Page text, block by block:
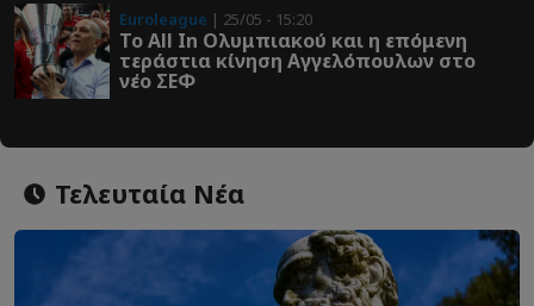
Euroleague | 25/05 - 15:20
Το All In Ολυμπιακού και η επόμενη
τεράστια κίνηση Αγγελόπουλων στο
νέο ΣΕΦ
Τελευταία Νέα